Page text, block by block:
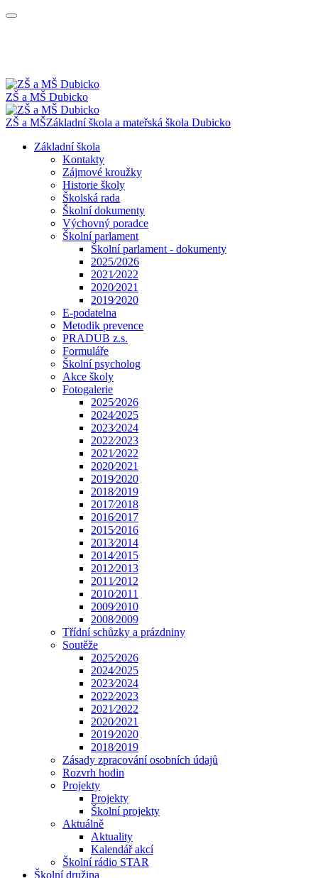
ZŠ a MŠ Dubicko
ZŠ a MŠZákladní škola a mateřská škola Dubicko
Základní škola
Kontakty
Zájmové kroužky
Historie školy
Školská rada
Školní dokumenty
Výchovný poradce
Školní parlament
Školní parlament - dokumenty
2025/2026
2021⁄2022
2020⁄2021
2019⁄2020
E-podatelna
Metodik prevence
PRADUB z.s.
Formuláře
Školní psycholog
Akce školy
Fotogalerie
2025⁄2026
2024⁄2025
2023⁄2024
2022⁄2023
2021⁄2022
2020⁄2021
2019⁄2020
2018⁄2019
2017⁄2018
2016⁄2017
2015⁄2016
2013⁄2014
2014⁄2015
2012⁄2013
2011⁄2012
2010⁄2011
2009⁄2010
2008⁄2009
Třídní schůzky a prázdniny
Soutěže
2025⁄2026
2024⁄2025
2023⁄2024
2022⁄2023
2021⁄2022
2020⁄2021
2019⁄2020
2018⁄2019
Zásady zpracování osobních údajů
Rozvrh hodin
Projekty
Projekty
Školní projekty
Aktuálně
Aktuality
Kalendář akcí
Školní rádio STAR
Školní družina